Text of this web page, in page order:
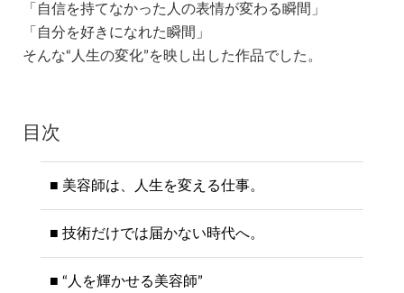
「自信を持てなかった人の表情が変わる瞬間」
「自分を好きになれた瞬間」
そんな“人生の変化”を映し出した作品でした。
目次
美容師は、人生を変える仕事。
技術だけでは届かない時代へ。
“人を輝かせる美容師”